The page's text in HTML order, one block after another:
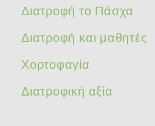
Διατροφή το Πάσχα
Διατροφή και μαθητές
Χορτοφαγία
Διατροφική αξία